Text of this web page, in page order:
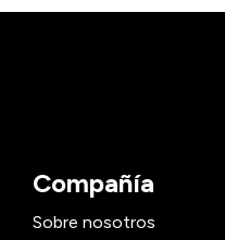
Compañía
Sobre nosotros